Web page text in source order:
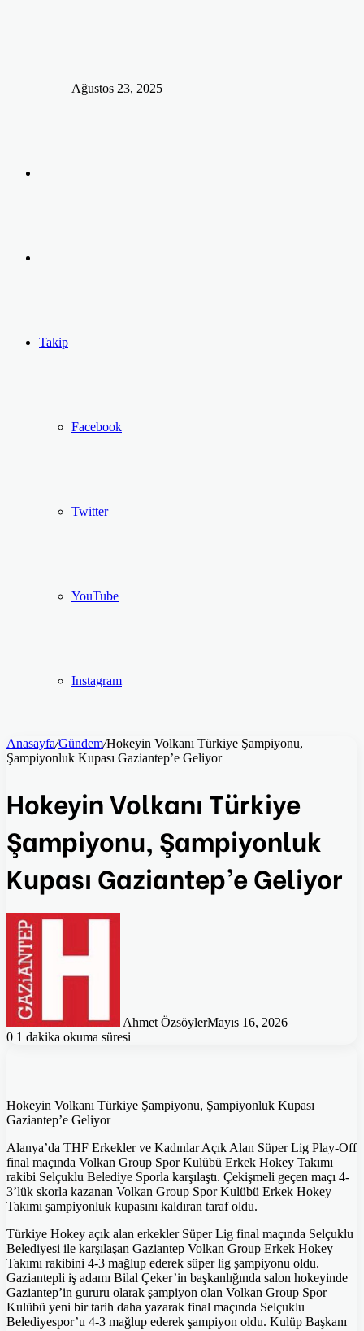
Ağustos 23, 2025
...
Ol
Takip
Facebook
Twitter
YouTube
Instagram
Anasayfa/Gündem/Hokeyin Volkanı Türkiye Şampiyonu,
Şampiyonluk Kupası Gaziantep’e Geliyor
Hokeyin Volkanı Türkiye
Şampiyonu, Şampiyonluk
Kupası Gaziantep’e Geliyor
Ahmet ÖzsöylerMayıs 16, 2026
0 1 dakika okuma süresi
Hokeyin Volkanı Türkiye Şampiyonu, Şampiyonluk Kupası
Gaziantep’e Geliyor
Alanya’da THF Erkekler ve Kadınlar Açık Alan Süper Lig Play-Off
final maçında Volkan Group Spor Kulübü Erkek Hokey Takımı
rakibi Selçuklu Belediye Sporla karşılaştı. Çekişmeli geçen maçı 4-
3’lük skorla kazanan Volkan Group Spor Kulübü Erkek Hokey
Takımı şampiyonluk kupasını kaldıran taraf oldu.
Türkiye Hokey açık alan erkekler Süper Lig final maçında Selçuklu
Belediyesi ile karşılaşan Gaziantep Volkan Group Erkek Hokey
Takımı rakibini 4-3 mağlup ederek süper lig şampiyonu oldu.
Gaziantepli iş adamı Bilal Çeker’in başkanlığında salon hokeyinde
Gaziantep’in gururu olarak şampiyon olan Volkan Group Spor
Kulübü yeni bir tarih daha yazarak final maçında Selçuklu
Belediyespor’u 4-3 mağlup ederek şampiyon oldu. Kulüp Başkanı